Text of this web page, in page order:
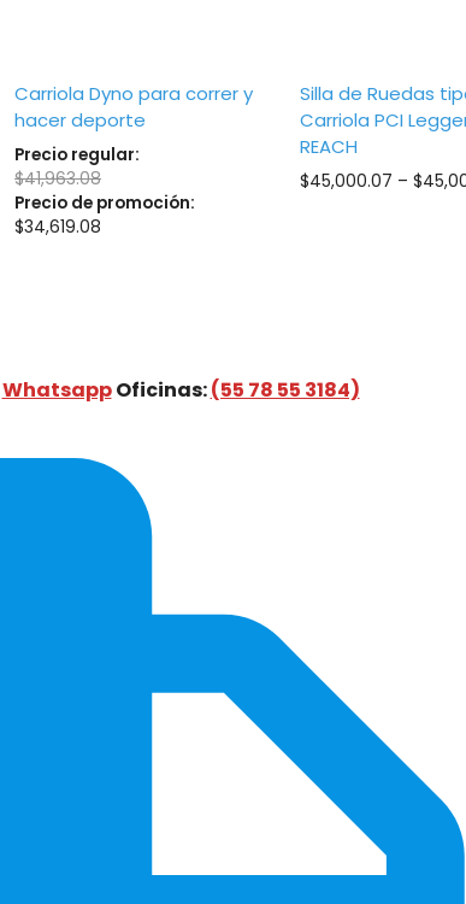
Carriola Dyno para correr y
hacer deporte
Precio regular:
$41,963.08
Precio de promoción:
$34,619.08
Silla de Ruedas
Carriola PCI
REACH
$45,000.07 – $
WhatsappOficinas:(55 78 55 3184)